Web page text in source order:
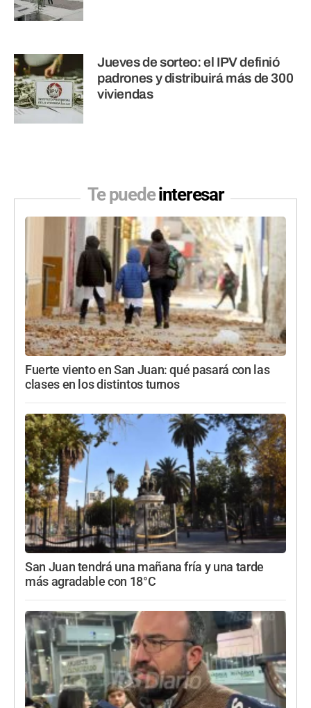
Jueves de sorteo: el IPV definió
padrones y distribuirá más de 300
viviendas
Te puedeinteresar
Fuerte viento en San Juan: qué pasará con las
clases en los distintos turnos
San Juan tendrá una mañana fría y una tarde
más agradable con 18°C